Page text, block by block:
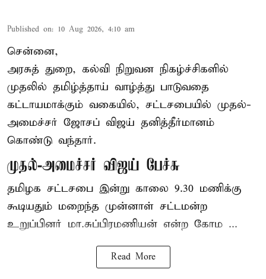
Published on: 10 Aug 2026, 4:10 am
சென்னை,
அரசுத் துறை, கல்வி நிறுவன நிகழ்ச்சிகளில்
முதலில் தமிழ்த்தாய் வாழ்த்து பாடுவதை
கட்டாயமாக்கும் வகையில், சட்டசபையில் முதல்-
அமைச்சர் ஜோசப் விஜய் தனித்தீர்மானம்
கொண்டு வந்தார்.
முதல்-அமைச்சர் விஜய் பேச்சு
தமிழக சட்டசபை இன்று காலை 9.30 மணிக்கு
கூடியதும் மறைந்த முன்னாள் சட்டமன்ற
உறுப்பினர் மா.சுப்பிரமணியன் என்ற கோம ...
Read More